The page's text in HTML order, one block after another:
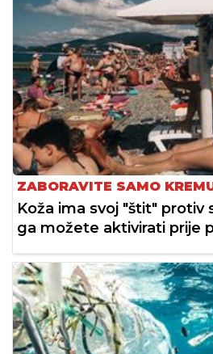
ZABORAVITE SAMO
Koža ima svoj "štit" protiv
ga možete aktivirati prije